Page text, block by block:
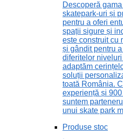
Descoperă
skatepark-uri și
pentru a oferi
spații sigure și
este construit cu
și gândit pentru
diferitelor
adaptăm
soluții
toată România.
experiență și
suntem
unui skate park
Produse stoc